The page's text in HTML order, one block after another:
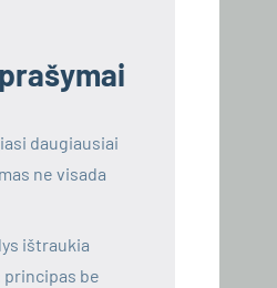
daugiausiai
ne visada
ištraukia
be